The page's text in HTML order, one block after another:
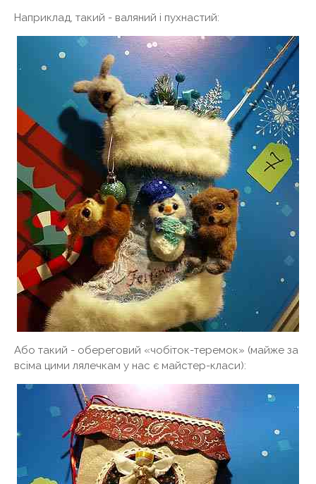
Наприклад, такий - валяний і пухнастий:
Або такий - обереговий «чобіток-теремок» (майже за
всіма цими лялечкам у нас є майстер-класи):